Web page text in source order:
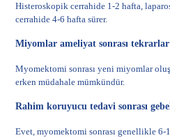
Histeroskopik cerrahide 1-2 hafta,
cerrahide 4-6 hafta sürer.
Miyomlar ameliyat sonrası tekrarlar
Myomektomi sonrası yeni miyomlar
erken müdahale mümkündür.
Rahim koruyucu tedavi sonrası
Evet, myomektomi sonrası genellikle